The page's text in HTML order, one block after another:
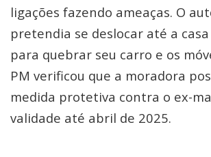
ligações fazendo ameaças. O
pretendia se deslocar até a
para quebrar seu carro e os
PM verificou que a moradora
medida protetiva contra o ex-
validade até abril de 2025.